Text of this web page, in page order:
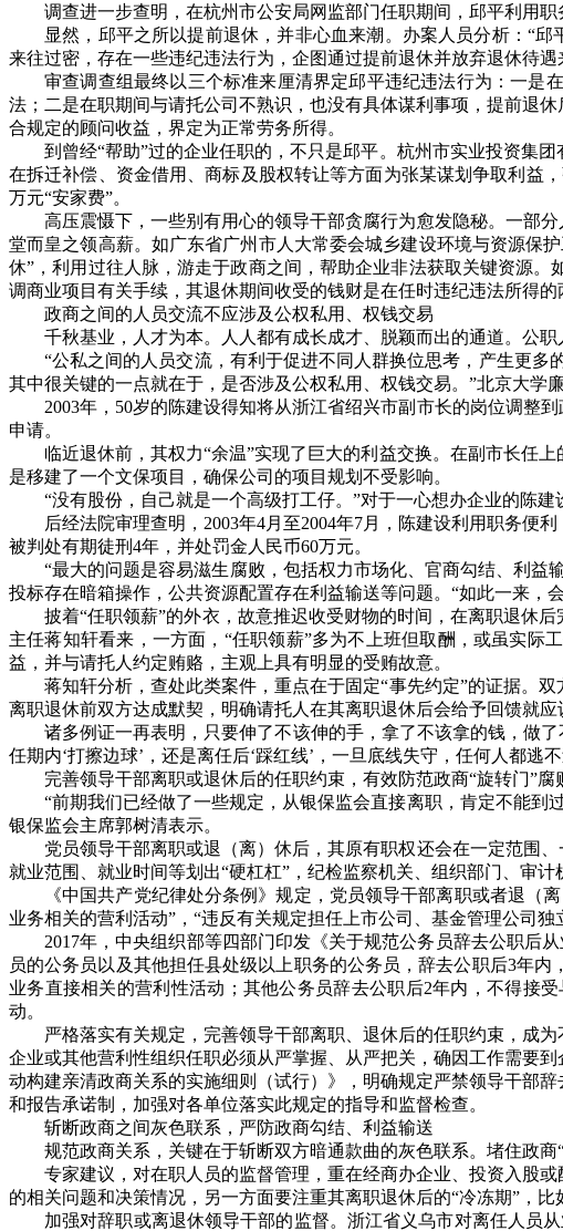
调查进一步查明，在杭州市公安局网监部门任职期间，邱平利用
显然，邱平之所以提前退休，并非心血来潮。办案人员分析： “邱
来往过密，存在一些违纪违法行为，企图通过提前退休并放弃退休待遇
审查调查组最终以三个标准来厘清界定邱平违纪违法行为：一是
法；二是在职期间与请托公司不熟识，也没有具体谋利事项，提前退
合规定的顾问收益，界定为正常劳务所得。
到曾经“帮助”过的企业任职的，不只是邱平。杭州市实业投资集
在拆迁补偿、资金借用、商标及股权转让等方面为张某谋划争取利益
万元“安家费”。
高压震慑下，一些别有用心的领导干部贪腐行为愈发隐秘。一部分
堂而皇之领高薪。如广东省广州市人大常委会城乡建设环境与资源保
休” ，利用过往人脉，游走于政商之间，帮助企业非法获取关键资源
调商业项目有关手续，其退休期间收受的钱财是在任时违纪违法所得的
政商之间的人员交流不应涉及公权私用、权钱交易
千秋基业，人才为本。人人都有成长成才、脱颖而出的通道。公
“公私之间的人员交流，有利于促进不同人群换位思考，产生更
其中很关键的一点就在于，是否涉及公权私用、权钱交易。 ”北京大学
2003年， 50岁的陈建设得知将从浙江省绍兴市副市长的岗位调整
申请。
临近退休前，其权力“余温”实现了巨大的利益交换。在副市长任
是移建了一个文保项目，确保公司的项目规划不受影响。
“没有股份，自己就是一个高级打工仔。 ”对于一心想办企业的陈
后经法院审理查明， 2003年4月至2004年7月，陈建设利用职务便
被判处有期徒刑 4年，并处罚金人民币60万元。
“最大的问题是容易滋生腐败，包括权力市场化、官商勾结、利益
投标存在暗箱操作，公共资源配置存在利益输送等问题。 “如此一来，
披着“任职领薪”的外衣，故意推迟收受财物的时间，在离职退休后
主任蒋知轩看来，一方面， “任职领薪”多为不上班但取酬，或虽实际
益，并与请托人约定贿赂，主观上具有明显的受贿故意。
蒋知轩分析，查处此类案件，重点在于固定“事先约定”的证据。双
离职退休前双方达成默契，明确请托人在其离职退休后会给予回馈就应
诸多例证一再表明，只要伸了不该伸的手，拿了不该拿的钱，做
任期内‘打擦边球’ ，还是离任后‘踩红线’ ，一旦底线失守，任何人都逃
完善领导干部离职或退休后的任职约束，有效防范政商“旋转门”腐
“前期我们已经做了一些规定，从银保监会直接离职，肯定不能到
银保监会主席郭树清表示。
党员领导干部离职或退（离）休后，其原有职权还会在一定范围
就业范围、就业时间等划出“硬杠杠” ，纪检监察机关、组织部门、审
《中国共产党纪律处分条例》规定，党员领导干部离职或者退（
业务相关的营利活动” ， “违反有关规定担任上市公司、基金管理公司独
2017年，中央组织部等四部门印发《关于规范公务员辞去公职后
员的公务员以及其他担任县处级以上职务的公务员，辞去公职后3年内
业务直接相关的营利性活动；其他公务员辞去公职后2年内，不得接
动。
严格落实有关规定，完善领导干部离职、退休后的任职约束，成
企业或其他营利性组织任职必须从严掌握、从严把关，确因工作需要
动构建亲清政商关系的实施细则（试行）》，明确规定严禁领导干部
和报告承诺制，加强对各单位落实此规定的指导和监督检查。
斩断政商之间灰色联系，严防政商勾结、利益输送
规范政商关系，关键在于斩断双方暗通款曲的灰色联系。堵住政商
专家建议，对在职人员的监督管理，重在经商办企业、投资入股
的相关问题和决策情况，另一方面要注重其离职退休后的“冷冻期” ，
加强对辞职或离退休领导干部的监督。浙江省义乌市对离任人员